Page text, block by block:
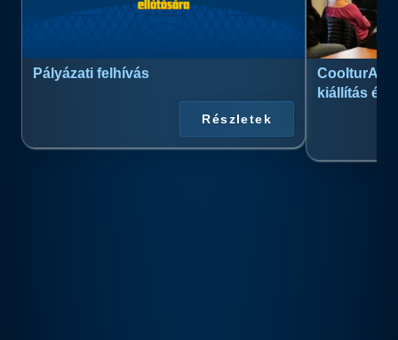
Pályázati felhívás
Részletek
kiállítás és